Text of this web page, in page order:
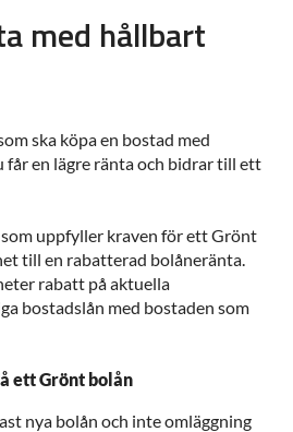
med hållbart
ska köpa en bostad med
får en lägre ränta och bidrar till ett
som uppfyller kraven för ett Grönt
till en rabatterad bolåneränta.
rabatt på aktuella
bostadslån med bostaden som
ett Grönt bolån
nya bolån och inte omläggning